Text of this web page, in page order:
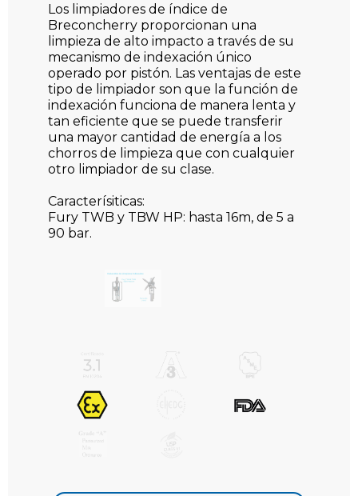
Los limpiadores de índice de
Breconcherry proporcionan una
limpieza de alto impacto a través de su
mecanismo de indexación único
operado por pistón. Las ventajas de este
tipo de limpiador son que la función de
indexación funciona de manera lenta y
tan eficiente que se puede transferir
una mayor cantidad de energía a los
chorros de limpieza que con cualquier
otro limpiador de su clase.
Caracterísiticas:
Fury TWB y TBW HP: hasta 16m, de 5 a
90 bar.